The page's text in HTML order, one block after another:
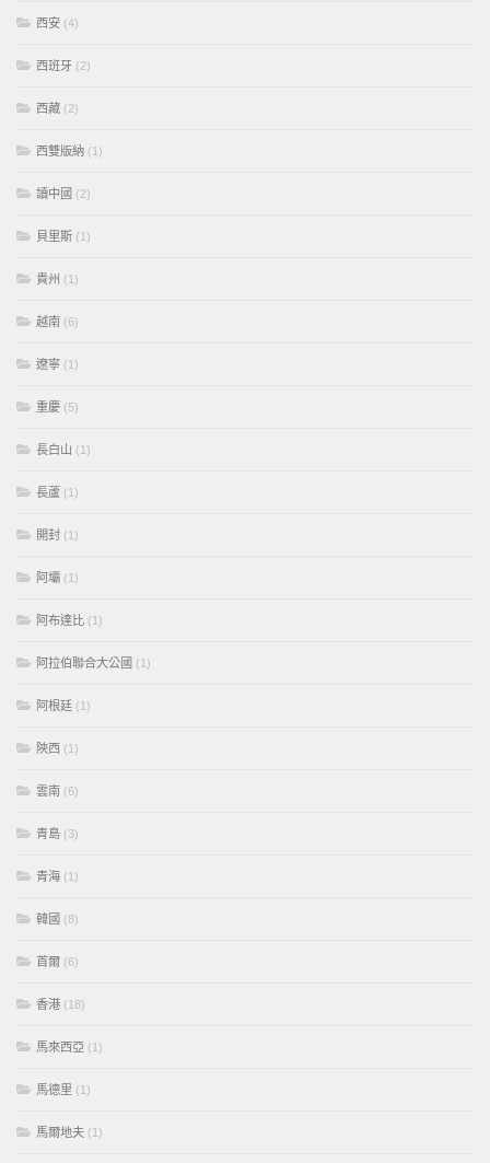
西安 (4)
西班牙 (2)
西藏 (2)
西雙版納 (1)
讀中國 (2)
貝里斯 (1)
貴州 (1)
越南 (6)
遼寧 (1)
重慶 (5)
長白山 (1)
長蘆 (1)
開封 (1)
阿壩 (1)
阿布達比 (1)
阿拉伯聯合大公國 (1)
阿根廷 (1)
陝西 (1)
雲南 (6)
青島 (3)
青海 (1)
韓國 (8)
首爾 (6)
香港 (18)
馬來西亞 (1)
馬德里 (1)
馬爾地夫 (1)